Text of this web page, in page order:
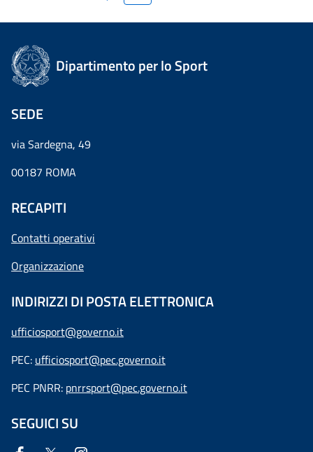
Dipartimento per lo Sport
SEDE
via Sardegna, 49
00187 ROMA
RECAPITI
Contatti operativi
Organizzazione
INDIRIZZI DI POSTA ELETTRONICA
ufficiosport@governo.it
PEC: ufficiosport@pec.governo.it
PEC PNRR: pnrrsport@pec.governo.it
SEGUICI SU